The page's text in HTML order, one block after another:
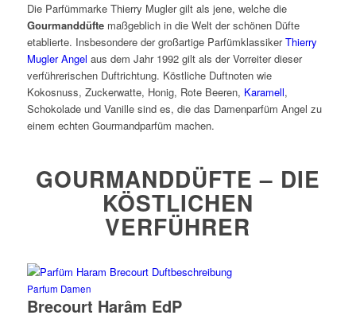
Die Parfümmarke Thierry Mugler gilt als jene, welche die
Gourmanddüftemaßgeblich in die Welt der schönen Düfte
etablierte. Insbesondere der großartige ParfümklassikerThierry
Mugler Angel aus dem Jahr 1992 gilt als der Vorreiter dieser
verführerischen Duftrichtung. Köstliche Duftnoten wie
Kokosnuss, Zuckerwatte, Honig, Rote Beeren, Karamell,
Schokolade und Vanille sind es, die das Damenparfüm Angel zu
einem echten Gourmandparfüm machen.
GOURMANDDÜFTE – DIE
KÖSTLICHEN
VERFÜHRER
Parfum Damen
Brecourt Harâm EdP